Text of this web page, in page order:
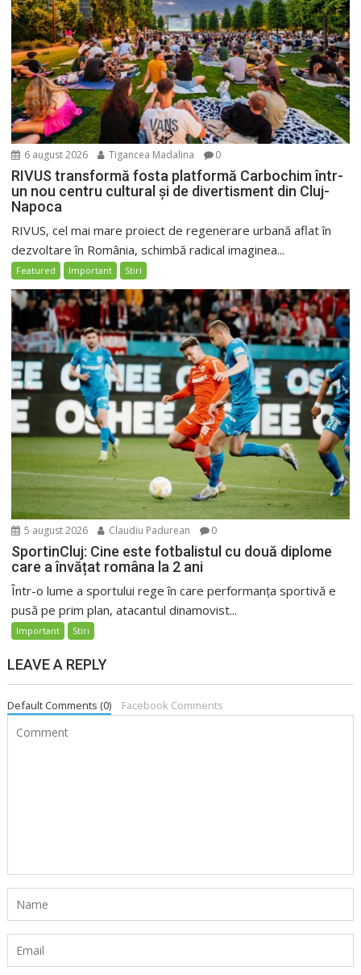
6 august 2026 Tigancea Madalina 0
RIVUS transformă fosta platformă Carbochim într-
un nou centru cultural și de divertisment din Cluj-
Napoca
RIVUS, cel mai mare proiect de regenerare urbană aflat în
dezvoltare în România, schimbă radical imaginea...
Featured Important Stiri
5 august 2026 Claudiu Padurean 0
SportinCluj: Cine este fotbalistul cu două diplome
care a învățat româna la 2 ani
Într-o lume a sportului rege în care performanța sportivă e
pusă pe prim plan, atacantul dinamovist...
Important Stiri
LEAVE A REPLY
Default Comments (0) Facebook Comments